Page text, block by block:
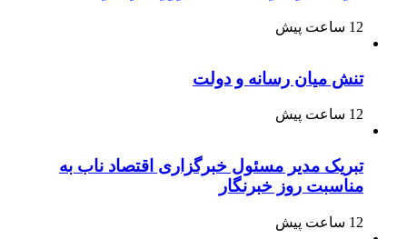
12 ساعت پیش
تنش میان رسانه و دولت
12 ساعت پیش
تبریک مدیر مسئول خبرگزاری اقتصاد ناب به
مناسبت روز خبرنگار
12 ساعت پیش